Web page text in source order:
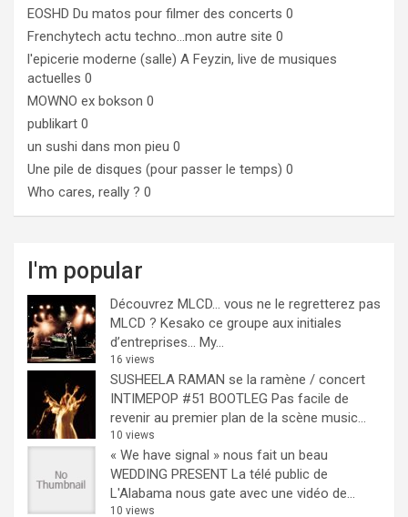
EOSHD Du matos pour filmer des concerts 0
Frenchytech actu techno…mon autre site 0
l'epicerie moderne (salle) A Feyzin, live de musiques
actuelles 0
MOWNO ex bokson 0
publikart 0
un sushi dans mon pieu 0
Une pile de disques (pour passer le temps) 0
Who cares, really ? 0
I'm popular
Découvrez MLCD… vous ne le regretterez pas
MLCD ? Kesako ce groupe aux initiales
d’entreprises… My...
16 views
SUSHEELA RAMAN se la ramène / concert
INTIMEPOP #51 BOOTLEG Pas facile de
revenir au premier plan de la scène music...
10 views
« We have signal » nous fait un beau
WEDDING PRESENT La télé public de
L'Alabama nous gate avec une vidéo de...
10 views